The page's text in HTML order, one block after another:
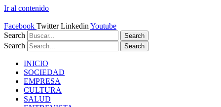
Ir al contenido
Facebook Twitter Linkedin Youtube
Search
Search
Search Search
INICIO
SOCIEDAD
EMPRESA
CULTURA
SALUD